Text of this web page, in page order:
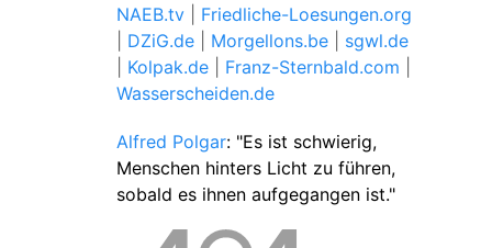
NAEB.tv
Friedliche-Loesungen.org
DZiG.de Morgellons.be
sgwl.de
Kolpak.de Franz-Sternbald.com
Wasserscheiden.de
Alfred Polgar: "Es ist schwierig,
Menschen hinters Licht zu führen,
sobald es ihnen aufgegangen ist."